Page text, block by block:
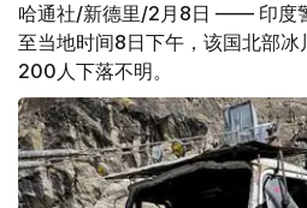
哈通社/新德里/2月8日 —— 印度
至当地时间8日下午，该国北部冰
200人下落不明。